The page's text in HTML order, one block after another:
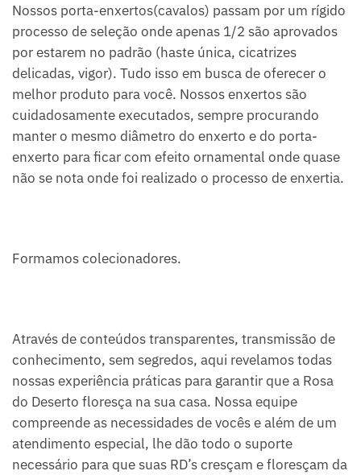
Nossos porta-enxertos(cavalos) passam por um rígido
processo de seleção onde apenas 1/2 são aprovados
por estarem no padrão (haste única, cicatrizes
delicadas, vigor). Tudo isso em busca de oferecer o
melhor produto para você. Nossos enxertos são
cuidadosamente executados, sempre procurando
manter o mesmo diâmetro do enxerto e do porta-
enxerto para ficar com efeito ornamental onde quase
não se nota onde foi realizado o processo de enxertia.
Formamos colecionadores.
Através de conteúdos transparentes, transmissão de
conhecimento, sem segredos, aqui revelamos todas
nossas experiência práticas para garantir que a Rosa
do Deserto floresça na sua casa. Nossa equipe
compreende as necessidades de vocês e além de um
atendimento especial, lhe dão todo o suporte
necessário para que suas RD’s cresçam e floresçam da